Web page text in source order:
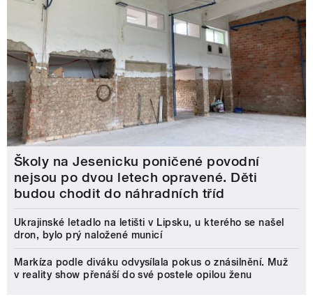
Školy na Jesenicku poničené povodní
nejsou po dvou letech opravené. Děti
budou chodit do náhradních tříd
Ukrajinské letadlo na letišti v Lipsku, u kterého se našel
dron, bylo prý naložené municí
Markíza podle diváku odvysílala pokus o znásilnění. Muž
v reality show přenáší do své postele opilou ženu